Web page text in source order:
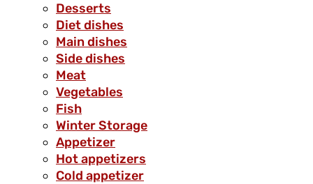
Desserts
Diet dishes
Main dishes
Side dishes
Meat
Vegetables
Fish
Winter Storage
Аppetizer
Hot appetizers
Cold appetizer